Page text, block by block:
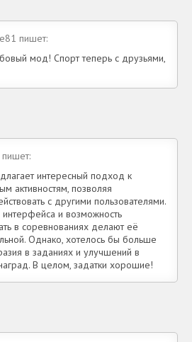
пишет:
мод! Спорт теперь с друзьями,
интересный подход к
активностям, позволяя
с другими пользователями.
интерфейса и возможность
в соревнованиях делают её
Однако, хотелось бы больше
в заданиях и улучшений в
В целом, задатки хорошие!